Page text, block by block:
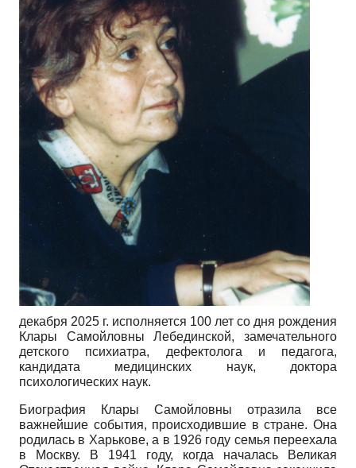
декабря 2025 г. исполняется 100 лет со дня рождения
Клары Самойловны Лебединской, замечательного
детского психиатра, дефектолога и педагога,
кандидата медицинских наук, доктора
психологических наук.
Биография Клары Самойловны отразила все
важнейшие события, происходившие в стране. Она
родилась в Харькове, а в 1926 году семья переехала
в Москву. В 1941 году, когда началась Великая